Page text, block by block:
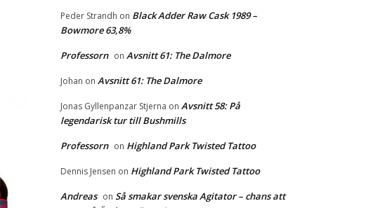
Peder Strandh on Black Adder Raw Cask 1989 –
Bowmore 63,8%
Professorn on Avsnitt 61: The Dalmore
Johan on Avsnitt 61: The Dalmore
Jonas Gyllenpanzar Stjerna on Avsnitt 58: På
legendarisk tur till Bushmills
Professorn on Highland Park Twisted Tattoo
Dennis Jensen on Highland Park Twisted Tattoo
Andreas on Så smakar svenska Agitator – chans att